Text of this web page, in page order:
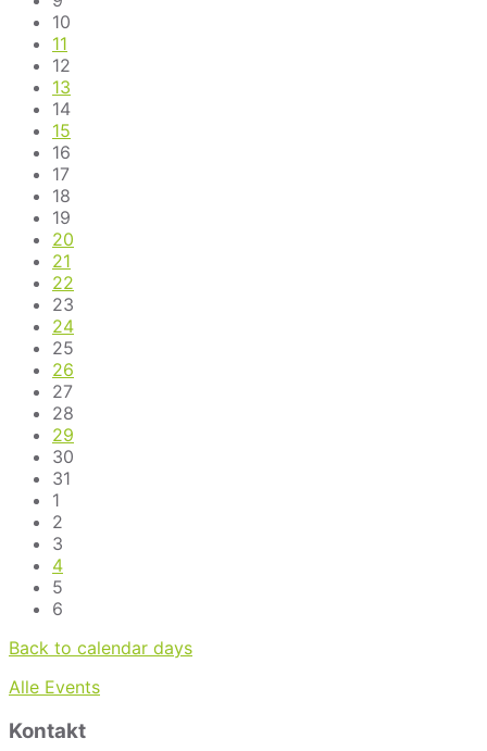
10
11
12
13
14
15
16
17
18
19
20
21
22
23
24
25
26
27
28
29
30
31
1
2
3
4
5
6
Back to calendar days
Alle Events
Kontakt